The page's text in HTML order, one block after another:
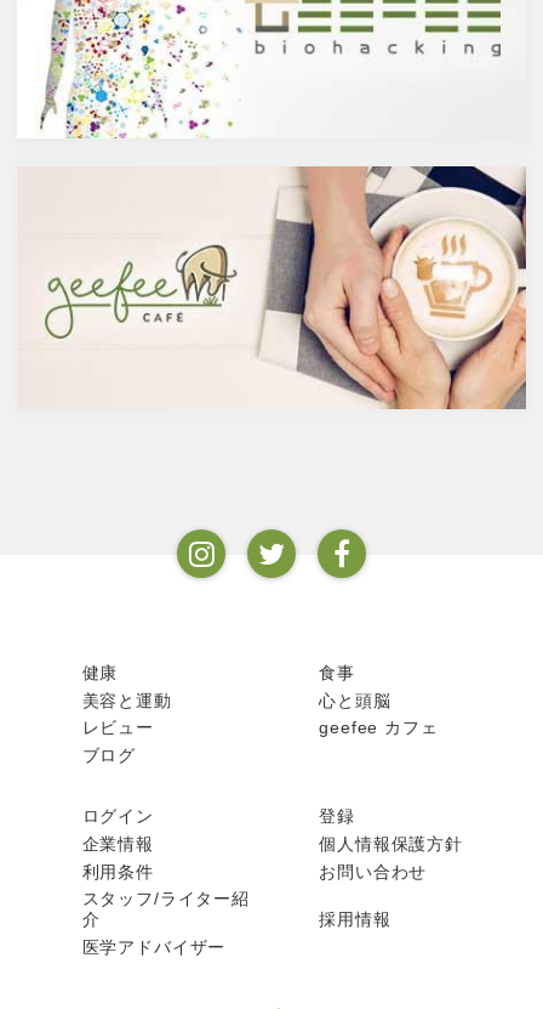
に分けられます。醸造酒は、果
実や穀物のような糖分を含んだ
原料を酵母によりアルコール発
酵させて造られたもの。蒸留酒
は、この発酵された醸造酒をさ
らに蒸留して作られたものでス
で、蒸留酒は一般的には40度～
50度、最大で90度台のアルコー
ルとなります。以下が主なお酒
の醸造酒と蒸留酒の分類です。
ンは、ブドウやリンゴなどの果
物や、ブロッコリやトマト、タ
マネギなどの野菜、お蕎麦にも
免疫力を向上させる亜鉛の吸収
を助けるケルセチン
免疫力を保つことは、コロナウ
イルスの対策に限らず風邪やイ
ンフルエンザなど、さまざまな
疾患に対して人の体に有益な効
果を与えます。その免疫システ
ムを維持するのに重要な働きを
するのが亜鉛。
健康
食事
美容と運動
心と頭脳
レビュー
geefee カフェ
ブログ
ログイン
登録
企業情報
個人情報保護方針
利用条件
お問い合わせ
スタッフ/ライター紹
介
採用情報
医学アドバイザー